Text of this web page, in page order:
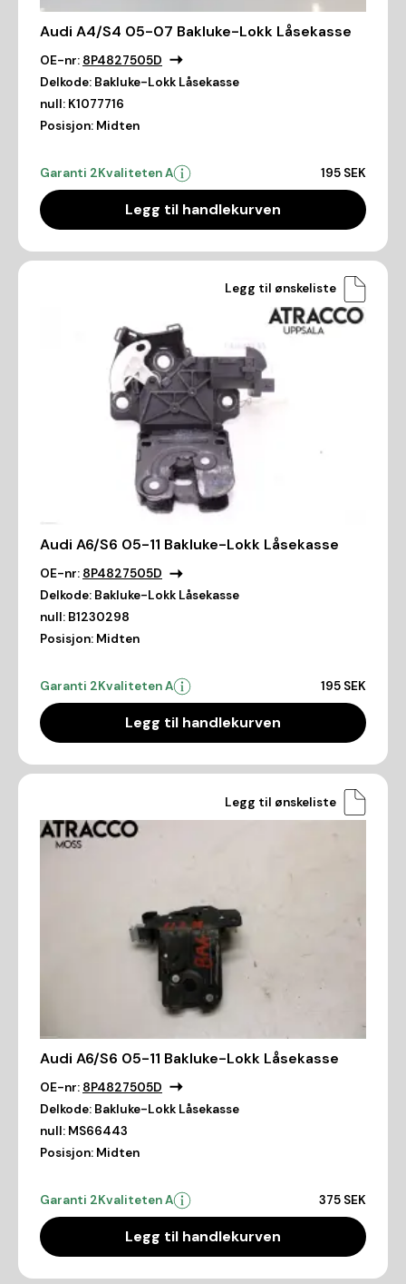
Audi A4/S4 05-07 Bakluke-Lokk Låsekasse
OE-nr: 8P4827505D
Delkode: Bakluke-Lokk Låsekasse
null: K1077716
Posisjon: Midten
Garanti 2Kvaliteten A 195 SEK
Legg til handlekurven
Legg til ønskeliste
Audi A6/S6 05-11 Bakluke-Lokk Låsekasse
OE-nr: 8P4827505D
Delkode: Bakluke-Lokk Låsekasse
null: B1230298
Posisjon: Midten
Garanti 2Kvaliteten A 195 SEK
Legg til handlekurven
Legg til ønskeliste
Audi A6/S6 05-11 Bakluke-Lokk Låsekasse
OE-nr: 8P4827505D
Delkode: Bakluke-Lokk Låsekasse
null: MS66443
Posisjon: Midten
Garanti 2Kvaliteten A 375 SEK
Legg til handlekurven